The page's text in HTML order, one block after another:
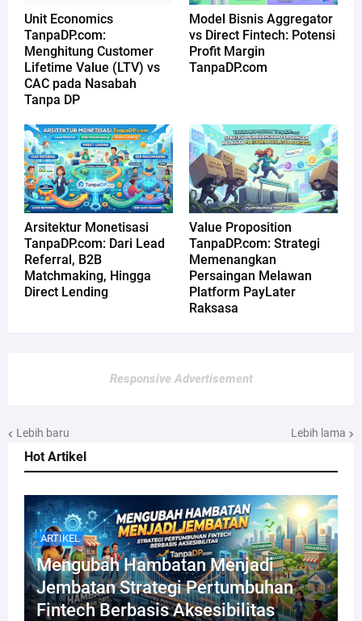
Hot Artikel
ARTIKEL
Mengubah Hambatan Menjadi
Jembatan Strategi Pertumbuhan
Fintech Berbasis Aksesibilitas
Unit Economics
TanpaDP.com:
Menghitung Customer
Lifetime Value (LTV) vs
CAC pada Nasabah
Tanpa DP
Model Bisnis Aggregator
vs Direct Fintech: Potensi
Profit Margin
TanpaDP.com
Arsitektur Monetisasi
TanpaDP.com: Dari Lead
Referral, B2B
Matchmaking, Hingga
Direct Lending
Value Proposition
TanpaDP.com: Strategi
Memenangkan
Persaingan Melawan
Platform PayLater
Raksasa
Responsive Advertisement
Lebih baru Lebih lama